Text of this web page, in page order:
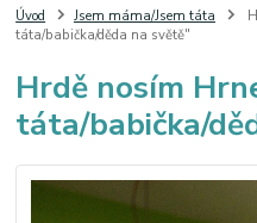
Úvod Jsem máma/Jsem táta
táta/babička/děda na světě"
Hrdě nosím
táta/babička/